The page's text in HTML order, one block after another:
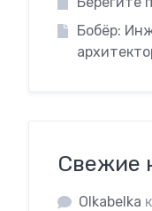
Бобёр:
Свежие
Olkabelka